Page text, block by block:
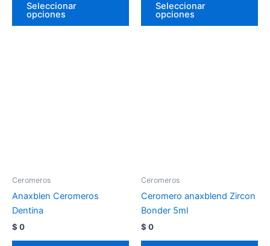
Seleccionar
opciones
Seleccionar
opciones
Ceromeros
Anaxblen Ceromeros
Dentina
$ 0
Ceromeros
Ceromero anaxblend Zircon
Bonder 5ml
$ 0